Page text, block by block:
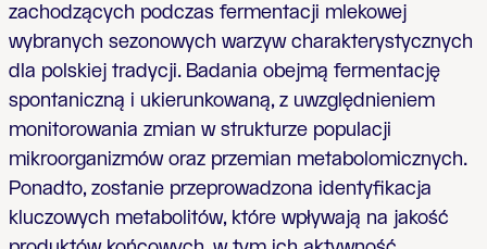
zachodzących podczas fermentacji mlekowej
wybranych sezonowych warzyw charakterystycznych
dla polskiej tradycji. Badania obejmą fermentację
spontaniczną i ukierunkowaną, z uwzględnieniem
monitorowania zmian w strukturze populacji
mikroorganizmów oraz przemian metabolomicznych.
Ponadto, zostanie przeprowadzona identyfikacja
kluczowych metabolitów, które wpływają na jakość